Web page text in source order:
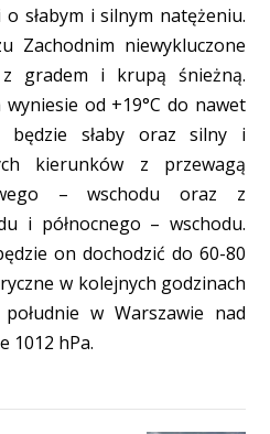
słabym i silnym natężeniu.
Zachodnim niewykluczone
gradem i krupą śnieżną.
od +19°C do nawet
będzie słaby oraz silny i
kierunków z przewagą
– wschodu oraz z
i północnego – wschodu.
on dochodzić do 60-80
w kolejnych godzinach
w Warszawie nad
1012 hPa.